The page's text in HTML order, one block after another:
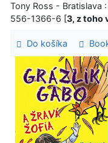
Tony Ross - Bratislava
556-1366-6 [3, z toho
Do košíka